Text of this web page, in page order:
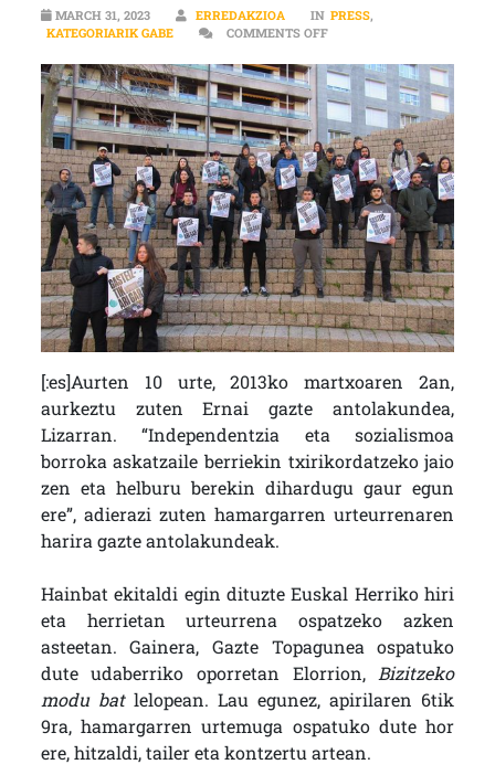
MARCH 31, 2023 ERREDAKZIOA IN PRESS,
KATEGORIARIK GABE
COMMENTS OFFON [:ES]ERNAIREN X.
[:es]Aurten 10 urte, 2013ko martxoaren 2an,
aurkeztu zuten Ernai gazte antolakundea,
Lizarran. “Independentzia eta sozialismoa
borroka askatzaile berriekin txirikordatzeko jaio
zen eta helburu berekin dihardugu gaur egun
ere”, adierazi zuten hamargarren urteurrenaren
harira gazte antolakundeak.
Hainbat ekitaldi egin dituzte Euskal Herriko hiri
eta herrietan urteurrena ospatzeko azken
asteetan. Gainera, Gazte Topagunea ospatuko
dute udaberriko oporretan Elorrion, Bizitzeko
modu batlelopean. Lau egunez, apirilaren 6tik
9ra, hamargarren urtemuga ospatuko dute hor
ere, hitzaldi, tailer eta kontzertu artean.